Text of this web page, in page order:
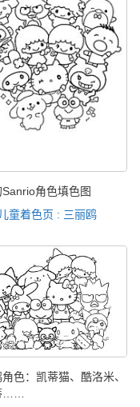
角色填色图
儿童着色页 : 三丽鸥
色：凯蒂猫、酷洛米、
……